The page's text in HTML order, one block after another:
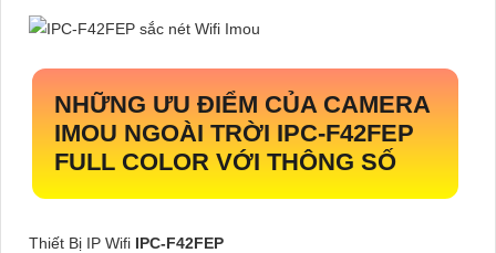
NHỮNG ƯU ĐIỂM CỦA CAMERA
IMOU NGOÀI TRỜI IPC-F42FEP
FULL COLOR VỚI THÔNG SỐ
Thiết Bị IP Wifi IPC-F42FEP